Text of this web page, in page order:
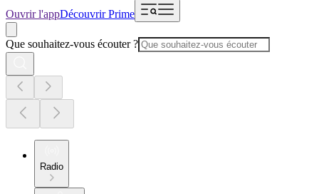
Ouvrir l'appDécouvrir Prime
Que souhaitez-vous écouter ?
Radio